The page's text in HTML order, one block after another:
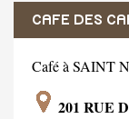
CAFE DES
Café à SAINT
201 RUE